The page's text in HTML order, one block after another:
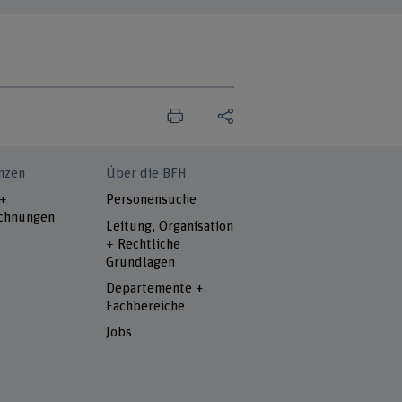
Über die BFH
Personensuche
Leitung, Organisation
+ Rechtliche
Grundlagen
Departemente +
Fachbereiche
Jobs